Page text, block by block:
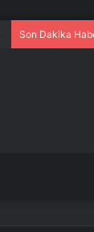
Son Dakika